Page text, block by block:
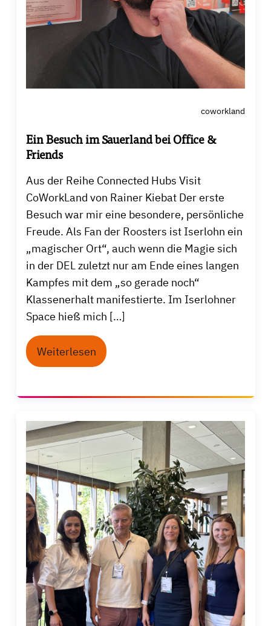
coworkland
Ein Besuch im Sauerland bei Office &
Friends
Aus der Reihe Connected Hubs Visit
CoWorkLand von Rainer Kiebat Der erste
Besuch war mir eine besondere, persönliche
Freude. Als Fan der Roosters ist Iserlohn ein
„magischer Ort“, auch wenn die Magie sich
in der DEL zuletzt nur am Ende eines langen
Kampfes mit dem „so gerade noch“
Klassenerhalt manifestierte. Im Iserlohner
Space hieß mich […]
Weiterlesen